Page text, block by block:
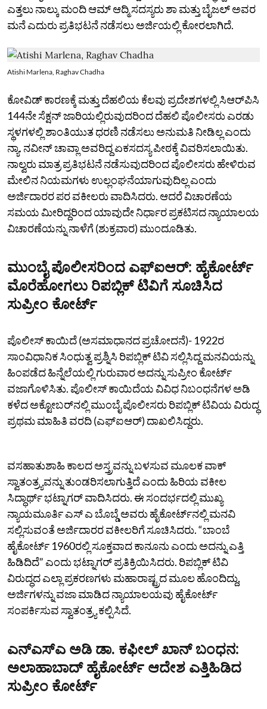
ಎತ್ತಲು ನಾಲ್ಕು ಮಂದಿ ಆಮ್‌ ಆದ್ಮಿ ಸದಸ್ಯರು ಶಾ ಮತ್ತು ಬೈಜಲ್‌ ಅವರ
ಮನೆ ಎದುರು ಪ್ರತಿಭಟನೆ ನಡೆಸಲು ಅರ್ಜಿಯಲ್ಲಿ ಕೋರಲಾಗಿದೆ.
Atishi Marlena, Raghav Chadha
ಕೋವಿಡ್‌ ಕಾರಣಕ್ಕೆ ಮತ್ತು ದೆಹಲಿಯ ಕೆಲವು ಪ್ರದೇಶಗಳಲ್ಲಿ ಸಿಆರ್‌ಪಿಸಿ
144ನೇ ಸೆಕ್ಷನ್ ಜಾರಿಯಲ್ಲಿರುವುದರಿಂದ ದೆಹಲಿ ಪೊಲೀಸರು ಎರಡು
ಸ್ಥಳಗಳಲ್ಲಿ ಶಾಂತಿಯುತ ಧರಣಿ ನಡೆಸಲು ಅನುಮತಿ ನೀಡಿಲ್ಲ ಎಂದು
ನ್ಯಾ. ನವೀನ್‌ ಚಾವ್ಲಾ ಅವರಿದ್ದ ಏಕಸದಸ್ಯ ಪೀಠಕ್ಕೆ ವಿವರಿಸಲಾಯಿತು.
ನಾಲ್ವರು ಮಾತ್ರ ಪ್ರತಿಭಟನೆ ನಡೆಸುವುದರಿಂದ ಪೊಲೀಸರು ಹೇಳಿರುವ
ಮೇಲಿನ ನಿಯಮಗಳು ಉಲ್ಲಂಘನೆಯಾಗುವುದಿಲ್ಲ ಎಂದು
ಅರ್ಜಿದಾರರ ಪರ ವಕೀಲರು ವಾದಿಸಿದರು. ಆದರೆ ವಿಚಾರಣೆಯ
ಸಮಯ ಮೀರಿದ್ದರಿಂದ ಯಾವುದೇ ನಿರ್ಧಾರ ಪ್ರಕಟಿಸದ ನ್ಯಾಯಾಲಯ
ವಿಚಾರಣೆಯನ್ನು ನಾಳೆಗೆ (ಶುಕ್ರವಾರ) ಮುಂದೂಡಿತು.
ಮುಂಬೈ ಪೊಲೀಸರಿಂದ ಎಫ್‌ಐಆರ್‌: ಹೈಕೋರ್ಟ್
ಮೊರೆಹೋಗಲು ರಿಪಬ್ಲಿಕ್‌ ಟಿವಿಗೆ ಸೂಚಿಸಿದ
ಸುಪ್ರೀಂ ಕೋರ್ಟ್‌
ಪೊಲೀಸ್‌ ಕಾಯಿದೆ (ಅಸಮಾಧಾನದ ಪ್ರಚೋದನೆ)- 1922ರ
ಸಾಂವಿಧಾನಿಕ ಸಿಂಧುತ್ವ ಪ್ರಶ್ನಿಸಿ ರಿಪಬ್ಲಿಕ್‌ ಟಿವಿ ಸಲ್ಲಿಸಿದ್ದ ಮನವಿಯನ್ನು
ಹಿಂಪಡೆದ ಹಿನ್ನೆಲೆಯಲ್ಲಿ ಗುರುವಾರ ಅದನ್ನು ಸುಪ್ರೀಂ ಕೋರ್ಟ್‌
ವಜಾಗೊಳಿಸಿತು. ಪೊಲೀಸ್‌ ಕಾಯಿದೆಯ ವಿವಿಧ ನಿಬಂಧನೆಗಳ ಅಡಿ
ಕಳೆದ ಅಕ್ಟೋಬರ್‌ನಲ್ಲಿ ಮುಂಬೈ ಪೊಲೀಸರು ರಿಪಬ್ಲಿಕ್‌ ಟಿವಿಯ ವಿರುದ್ಧ
ಪ್ರಥಮ ಮಾಹಿತಿ ವರದಿ (ಎಫ್‌ಐಆರ್‌) ದಾಖಲಿಸಿದ್ದರು.
ವಸಹಾತುಶಾಹಿ ಕಾಲದ ಅಸ್ತ್ರವನ್ನು ಬಳಸುವ ಮೂಲಕ ವಾಕ್‌
ಸ್ವಾತಂತ್ರ್ಯವನ್ನು ತುಂಡರಿಸಲಾಗುತ್ತಿದೆ ಎಂದು ಹಿರಿಯ ವಕೀಲ
ಸಿದ್ಧಾರ್ಥ್‌ ಭಟ್ನಾಗರ್‌ ವಾದಿಸಿದರು. ಈ ಸಂದರ್ಭದಲ್ಲಿ ಮುಖ್ಯ
ನ್ಯಾಯಮೂರ್ತಿ ಎಸ್‌ ಎ ಬೊಬ್ಡೆ ಅವರು ಹೈಕೋರ್ಟ್‌ನಲ್ಲಿ ಮನವಿ
ಸಲ್ಲಿಸುವಂತೆ ಅರ್ಜಿದಾರರ ವಕೀಲರಿಗೆ ಸೂಚಿಸಿದರು. “ಬಾಂಬೆ
ಹೈಕೋರ್ಟ್‌ 1960ರಲ್ಲಿ ಸೂಕ್ತವಾದ ಕಾನೂನು ಎಂದು ಅದನ್ನು ಎತ್ತಿ
ಹಿಡಿದಿದೆ” ಎಂದು ಭಟ್ನಾಗರ್‌ ಪ್ರತಿಕ್ರಿಯಿಸಿದರು. ರಿಪಬ್ಲಿಕ್‌ ಟಿವಿ
ವಿರುದ್ಧದ ಎಲ್ಲಾ ಪ್ರಕರಣಗಳು ಮಹಾರಾಷ್ಟ್ರದ ಮೂಲ ಹೊಂದಿದ್ದು,
ಅರ್ಜಿಗಳನ್ನು ವಜಾ ಮಾಡಿದ ನ್ಯಾಯಾಲಯವು ಹೈಕೋರ್ಟ್‌
ಸಂಪರ್ಕಿಸುವ ಸ್ವಾತಂತ್ರ್ಯ ಕಲ್ಪಿಸಿದೆ.
ಎನ್‌ಎಸ್‌ಎ ಅಡಿ ಡಾ. ಕಫೀಲ್‌ ಖಾನ್‌ ಬಂಧನ:
ಅಲಾಹಾಬಾದ್‌ ಹೈಕೋರ್ಟ್‌ ಆದೇಶ ಎತ್ತಿಹಿಡಿದ
ಸುಪ್ರೀಂ ಕೋರ್ಟ್‌